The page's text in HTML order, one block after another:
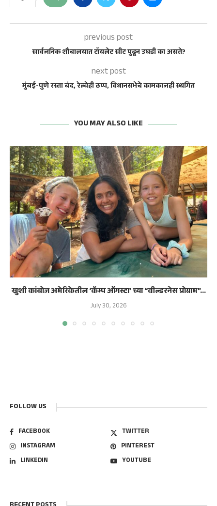
previous post
सार्वजनिक शौचालयात टॉयलेट सीट पुढून उघडी का असते?
next post
मुंबई-पुणे रस्ता बंद, रेल्वेही ठप्प, विधानसभेचे कामकाजही स्थगित
YOU MAY ALSO LIKE
खुशी कांबोज अमेरिकेतील ‘कॅम्प ऑगस्टा’ च्या “वील्डरनेस प्रोग्राम”...
July 30, 2026
FOLLOW US
FACEBOOK
TWITTER
INSTAGRAM
PINTEREST
LINKEDIN
YOUTUBE